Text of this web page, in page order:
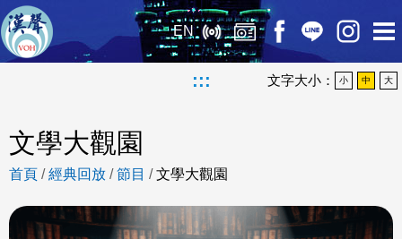
EN
::: 文字大小： 小 中 大
文學大觀園
首頁 /經典回放 /節目 /文學大觀園